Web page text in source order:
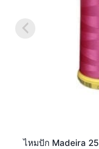
ไหมปัก Madeira